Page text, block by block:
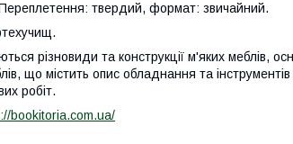
твердий, формат: звичайний.
різновиди та конструкції м'яких меблів,
що містить опис обладнання та
робіт.
bookitoria.com.ua/